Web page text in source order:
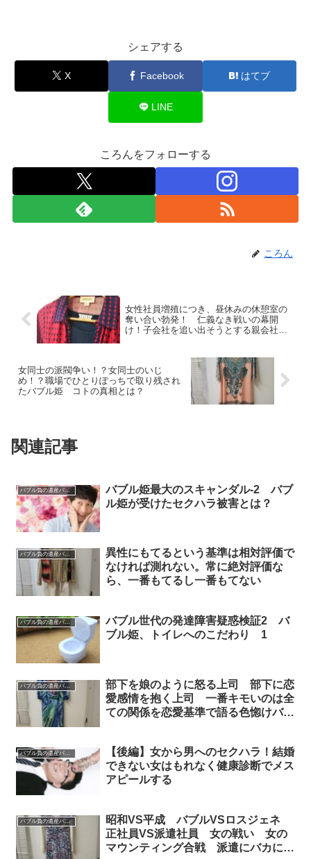
シェアする
X Facebook はてブ
LINE
ころんをフォローする
ころん
女性社員増殖につき、昼休みの休憩室の
奪い合い勃発！ 仁義なき戦いの幕開
け！子会社を追い出そうとする親会社の
女同士の派閥争い！？女同士のいじ
め！？職場でひとりぽっちで取り残され
たバブル姫 コトの真相とは？
関連記事
バブル負の遺産バブル姫
バブル姫最大のスキャンダル-2 バブ
ル姫が受けたセクハラ被害とは？
バブル負の遺産バブル姫
異性にもてるという基準は相対評価で
なければ測れない。常に絶対評価な
ら、一番もてるし一番もてない
バブル負の遺産バブル姫
バブル世代の発達障害疑惑検証2 バ
ブル姫、トイレへのこだわり 1
バブル負の遺産バブル姫
部下を娘のように怒る上司 部下に恋
愛感情を抱く上司 一番キモいのは全
ての関係を恋愛基準で語る色惚けババ
バブル負の遺産バブル姫
【後編】女から男へのセクハラ！結婚
できない女はもれなく健康診断でメス
アピールする
バブル負の遺産バブル姫
昭和VS平成 バブルVSロスジェネ
正社員VS派遣社員 女の戦い 女の
マウンティング合戦 派遣にバカにさ